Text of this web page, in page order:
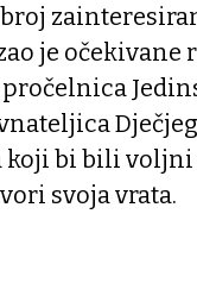
je očekivane
koji bi bili
svoja vrata.